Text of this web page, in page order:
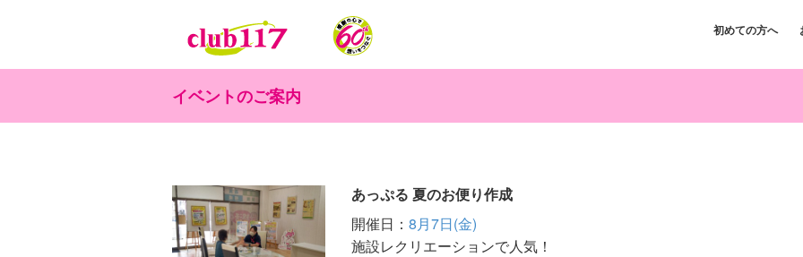
初めての方へ
イベントのご案内
あっぷる 夏のお便り作成
開催日： 8月7日(金)
施設レクリエーションで人気！